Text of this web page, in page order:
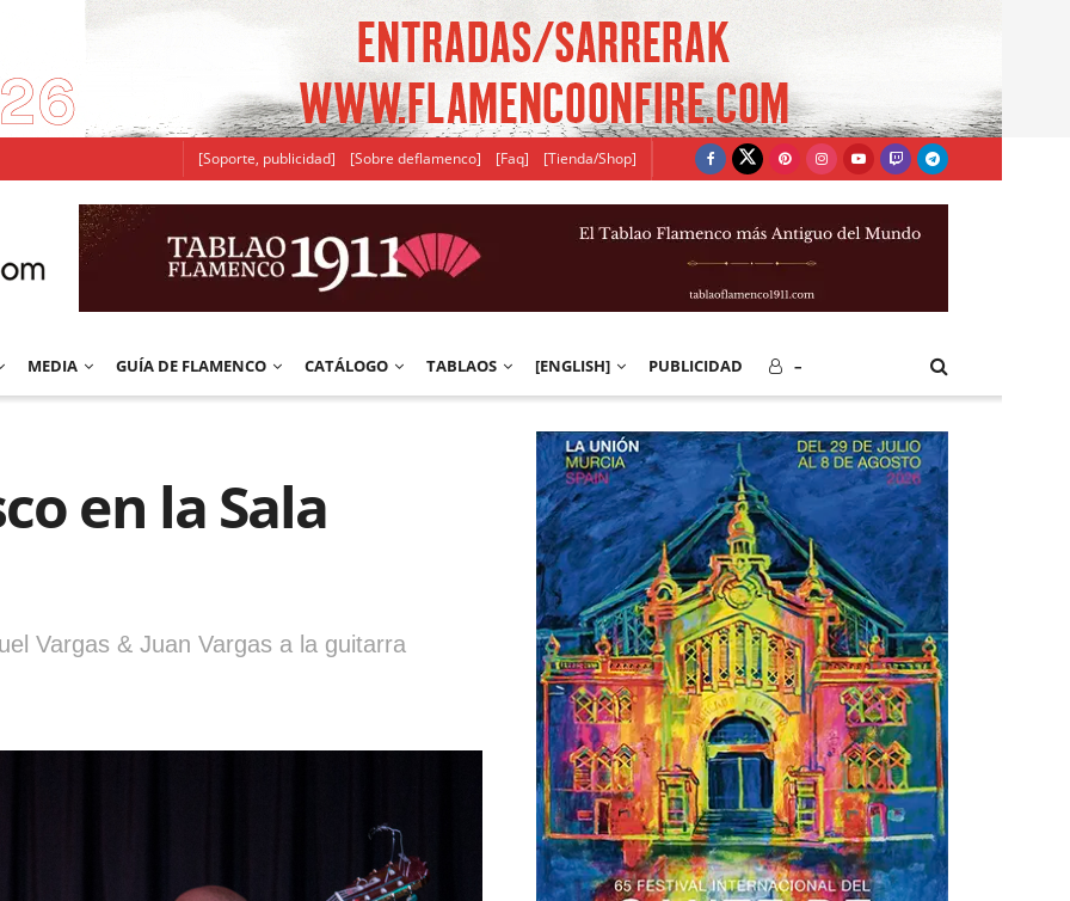
[Soporte, publicidad] [Sobre deflamenco] [Faq] [Tienda/Shop]
MEDIA GUÍA DE FLAMENCO CATÁLOGO TABLAOS [ENGLISH] PUBLICIDAD –
en la Sala
Vargas & Juan Vargas a la guitarra